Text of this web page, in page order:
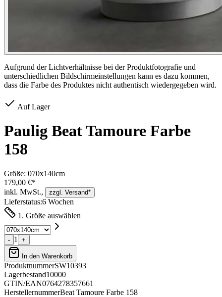
Aufgrund der Lichtverhältnisse bei der Produktfotografie und
unterschiedlichen Bildschirmeinstellungen kann es dazu kommen,
dass die Farbe des Produktes nicht authentisch wiedergegeben wird.
Auf Lager
Paulig Beat Tamoure Farbe
158
Größe: 070x140cm
179,00 €*
inkl. MwSt.,
zzgl. Versand*
Lieferstatus:6 Wochen
1. Größe auswählen
- 1 +
In den Warenkorb
ProduktnummerSW10393
Lagerbestand10000
GTIN/EAN0764278357661
HerstellernummerBeat Tamoure Farbe 158